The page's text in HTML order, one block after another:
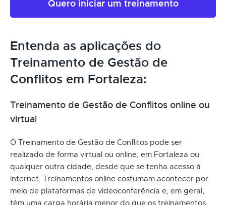
Quero iniciar um treinamento
Entenda as aplicações do
Treinamento de Gestão de
Conflitos em Fortaleza:
Treinamento de Gestão de Conflitos online ou
virtual
O Treinamento de Gestão de Conflitos pode ser
realizado de forma virtual ou online, em Fortaleza ou
qualquer outra cidade, desde que se tenha acesso à
internet. Treinamentos online costumam acontecer por
meio de plataformas de videoconferência e, em geral,
têm uma carga horária menor do que os treinamentos